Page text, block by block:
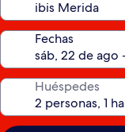
Fechas
Huéspedes